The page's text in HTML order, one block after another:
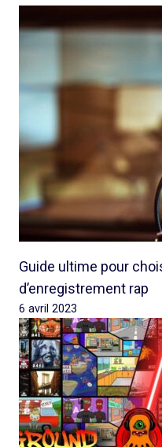
Guide ultime pour
d’enregistrement rap
6 avril 2023